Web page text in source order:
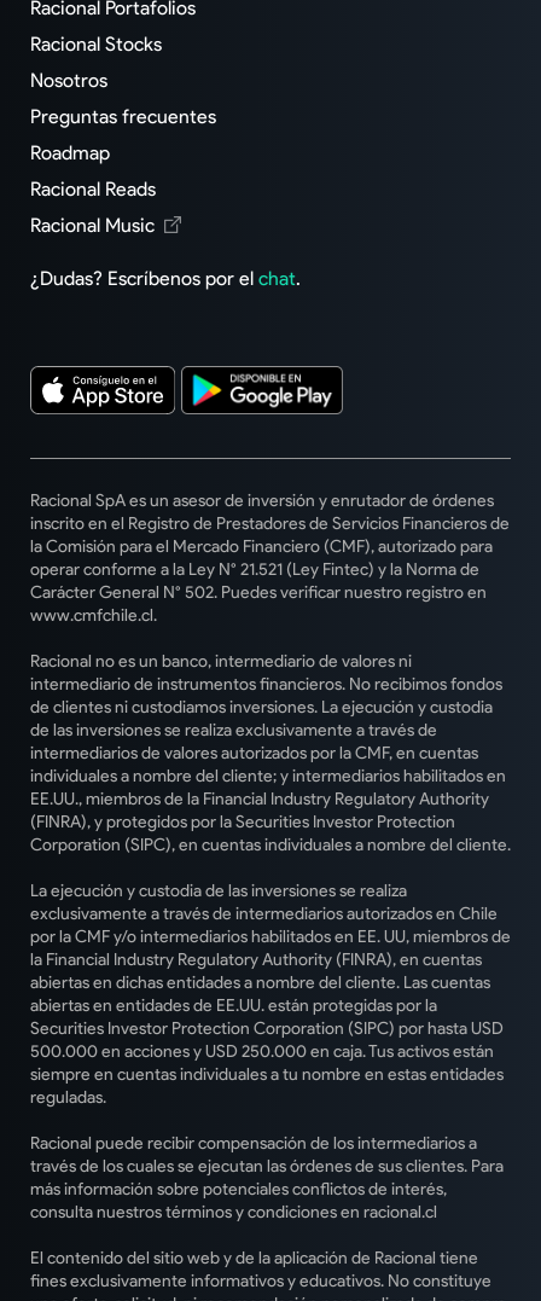
Racional Portafolios
Racional Stocks
Nosotros
Preguntas frecuentes
Roadmap
Racional Reads
Racional Music
¿Dudas? Escríbenos por el chat.
Racional SpA es un asesor de inversión y enrutador de órdenes
inscrito en el Registro de Prestadores de Servicios Financieros de
la Comisión para el Mercado Financiero (CMF), autorizado para
operar conforme a la Ley N° 21.521 (Ley Fintec) y la Norma de
Carácter General N° 502. Puedes verificar nuestro registro en
www.cmfchile.cl.
Racional no es un banco, intermediario de valores ni
intermediario de instrumentos financieros. No recibimos fondos
de clientes ni custodiamos inversiones. La ejecución y custodia
de las inversiones se realiza exclusivamente a través de
intermediarios de valores autorizados por la CMF, en cuentas
individuales a nombre del cliente; y intermediarios habilitados en
EE.UU., miembros de la Financial Industry Regulatory Authority
(FINRA), y protegidos por la Securities Investor Protection
Corporation (SIPC), en cuentas individuales a nombre del cliente.
La ejecución y custodia de las inversiones se realiza
exclusivamente a través de intermediarios autorizados en Chile
por la CMF y/o intermediarios habilitados en EE. UU, miembros de
la Financial Industry Regulatory Authority (FINRA), en cuentas
abiertas en dichas entidades a nombre del cliente. Las cuentas
abiertas en entidades de EE.UU. están protegidas por la
Securities Investor Protection Corporation (SIPC) por hasta USD
500.000 en acciones y USD 250.000 en caja. Tus activos están
siempre en cuentas individuales a tu nombre en estas entidades
reguladas.
Racional puede recibir compensación de los intermediarios a
través de los cuales se ejecutan las órdenes de sus clientes. Para
más información sobre potenciales conflictos de interés,
consulta nuestros términos y condiciones en racional.cl
El contenido del sitio web y de la aplicación de Racional tiene
fines exclusivamente informativos y educativos. No constituye